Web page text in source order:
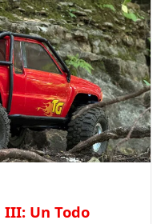
III: Un Todo